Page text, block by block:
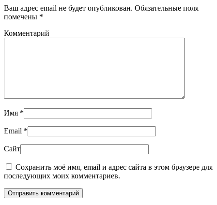
Ваш адрес email не будет опубликован. Обязательные поля
помечены *
Комментарий
Имя *
Email *
Сайт
Сохранить моё имя, email и адрес сайта в этом браузере для
последующих моих комментариев.
Отправить комментарий